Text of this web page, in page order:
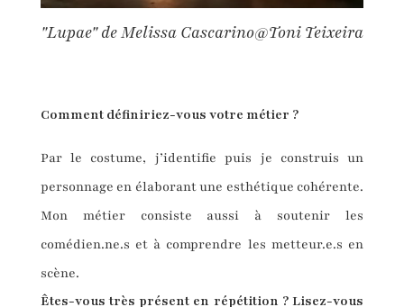
"Lupae" de Melissa Cascarino@Toni Teixeira
Comment définiriez-vous votre métier ?
Par le costume, j’identifie puis je construis un
personnage en élaborant une esthétique cohérente.
Mon métier consiste aussi à soutenir les
comédien.ne.s et à comprendre les metteur.e.s en
scène.
Êtes-vous très présent en répétition ? Lisez-vous